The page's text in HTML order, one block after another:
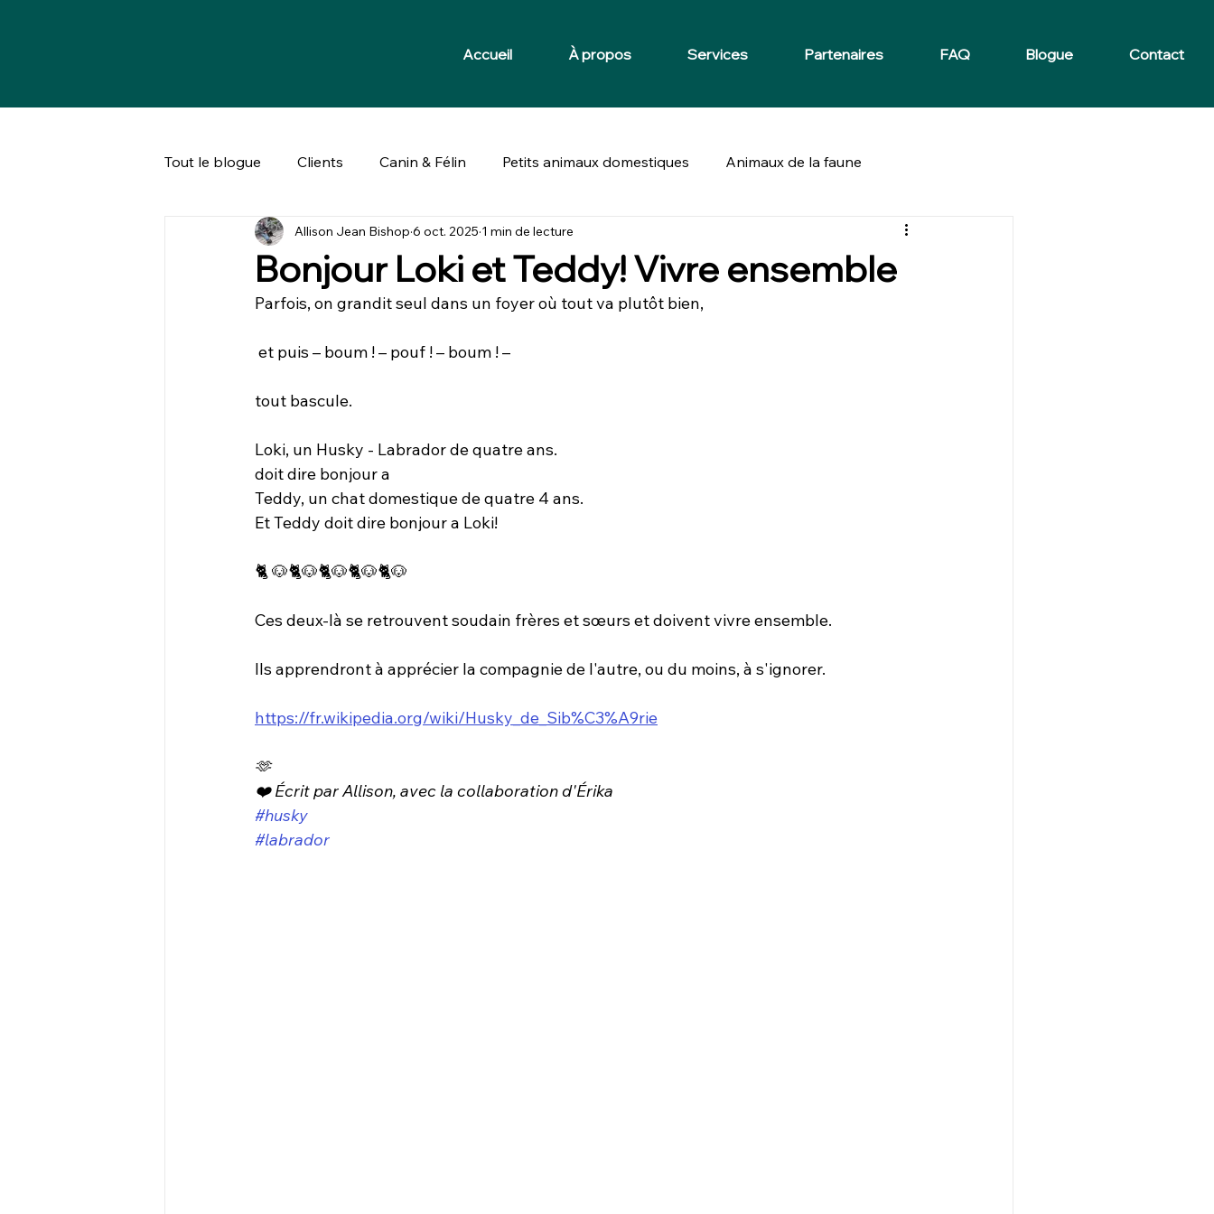
Accueil À propos Services Partenaires FAQ Blogue Contact
Tout le blogue Clients Canin & Félin Petits animaux domestiques Animaux de la faune
Bien-être animal & société
Bonjour Loki et Teddy! Vivre ensemble
Allison Jean Bishop 6 oct. 2025 1 min de lecture
Parfois, on grandit seul dans un foyer où tout va plutôt bien,
et puis – boum ! – pouf ! – boum ! –
tout bascule.
Loki, un Husky - Labrador de quatre ans.
doit dire bonjour a
Teddy, un chat domestique de quatre 4 ans.
Et Teddy doit dire bonjour a Loki!
🐈 🐶🐈🐶🐈🐶🐈🐶🐈🐶
Ces deux-là se retrouvent soudain frères et sœurs et doivent vivre ensemble.
Ils apprendront à apprécier la compagnie de l'autre, ou du moins, à s'ignorer.
https://fr.wikipedia.org/wiki/Husky_de_Sib%C3%A9rie
🫶
❤️ Écrit par Allison, avec la collaboration d'Érika
#husky
#labrador